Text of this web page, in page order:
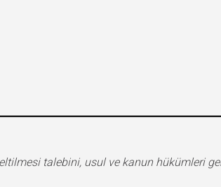
talebini, usul ve kanun hükümleri